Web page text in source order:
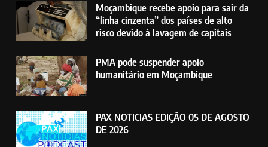
Moçambique recebe apoio para sair da
“linha cinzenta” dos países de alto
risco devido à lavagem de capitais
PMA pode suspender apoio
humanitário em Moçambique
PAX NOTICIAS EDIÇÃO 05 DE AGOSTO
DE 2026